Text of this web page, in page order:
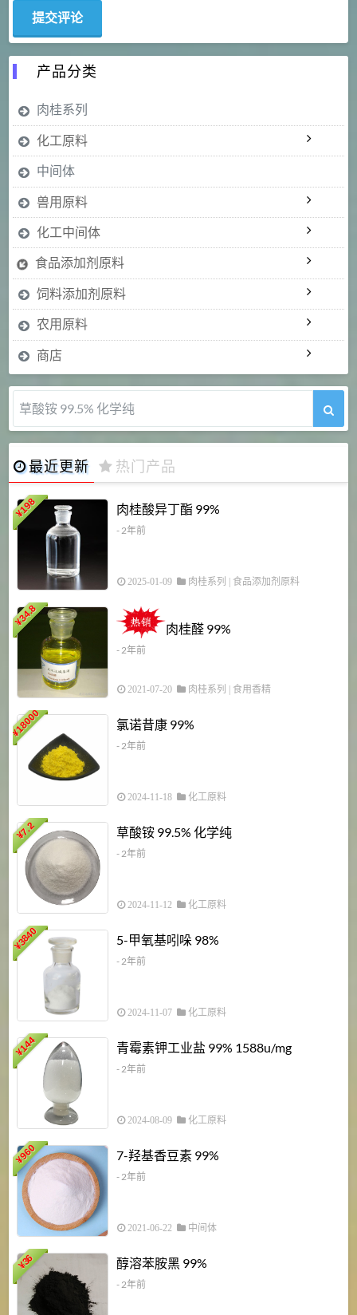
产品分类
肉桂系列
化工原料
中间体
兽用原料
化工中间体
食品添加剂原料
饲料添加剂原料
农用原料
商店
5-甲氧基吲哚 98%
最近更新 热门产品
¥
198 肉桂酸异丁酯 99%
- 2年前
2025-01-09 肉桂系列 食品添加剂原料
¥
34.8
肉桂醛 99%
- 2年前
2021-07-20 肉桂系列 食用香精
¥
18000 氯诺昔康 99%
- 2年前
2024-11-18 化工原料
¥
7.2 草酸铵 99.5% 化学纯
- 2年前
2024-11-12 化工原料
¥
3840 5-甲氧基吲哚 98%
- 2年前
2024-11-07 化工原料
¥
144 青霉素钾工业盐 99% 1588u/mg
- 2年前
2024-08-09 化工原料
¥
960 7-羟基香豆素 99%
- 2年前
2021-06-22 中间体
¥
36 醇溶苯胺黑 99%
- 2年前